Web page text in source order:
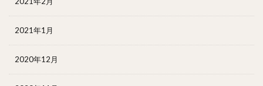
2021年1月
2020年12月